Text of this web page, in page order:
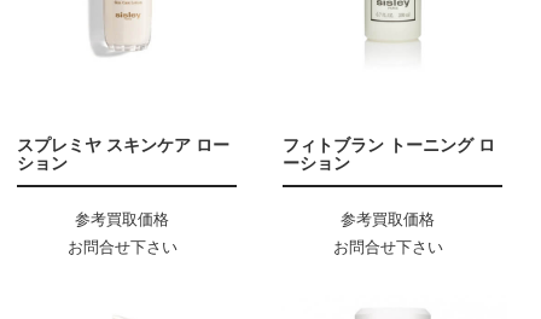
スプレミヤ スキンケア ロー
ション
参考買取価格
お問合せ下さい
フィトブラン トーニング ロ
ーション
参考買取価格
お問合せ下さい